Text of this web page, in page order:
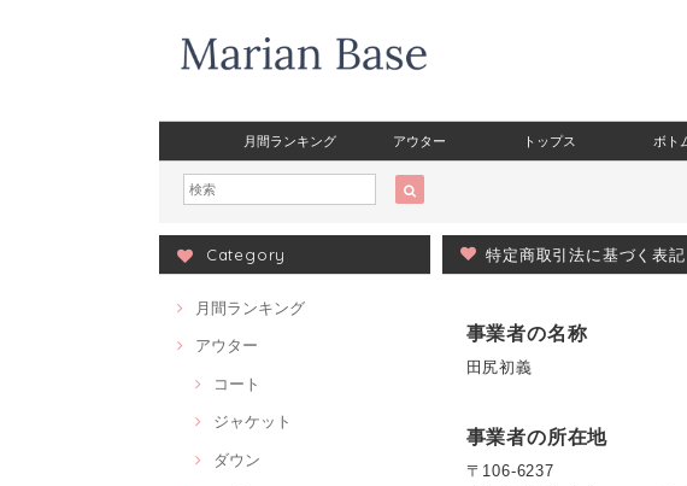
月間ランキング アウター トップス ボト
Category
月間ランキング
アウター
コート
ジャケット
ダウン
特定商取引法に基づく表記
事業者の名称
田尻初義
事業者の所在地
〒106-6237